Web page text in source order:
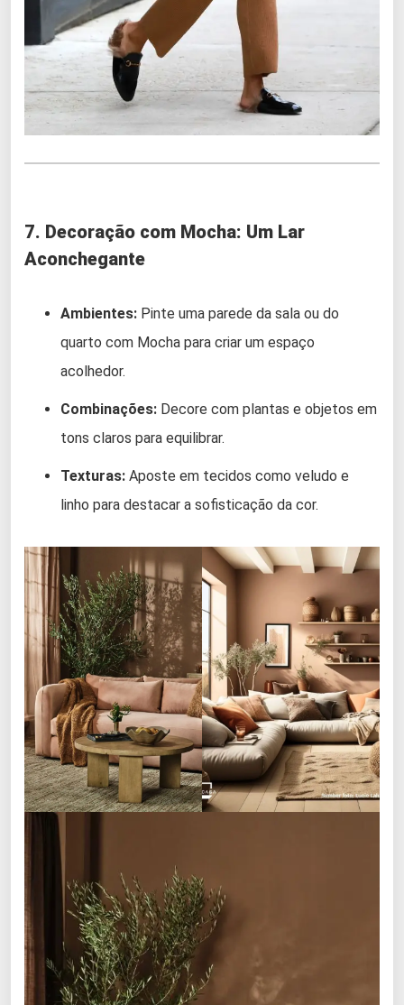
7. Decoração com Mocha: Um Lar
Aconchegante
Ambientes: Pinte uma parede da sala ou do
quarto com Mocha para criar um espaço
acolhedor.
Combinações: Decore com plantas e objetos em
tons claros para equilibrar.
Texturas: Aposte em tecidos como veludo e
linho para destacar a sofisticação da cor.